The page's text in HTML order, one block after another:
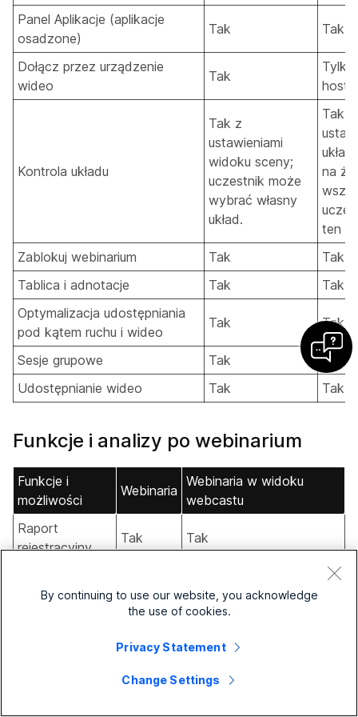
Panel Aplikacje (aplikacje
osadzone)
Tak Tak
Dołącz przez urządzenie
wideo
Tak
Tylko
host
Kontrola układu
Tak z
ustawieniami
widoku sceny;
uczestnik może
wybrać własny
układ.
Tak z
na
ten
Zablokuj webinarium
Tak
Tak
Tablica i adnotacje
Tak
Tak
Optymalizacja udostępniania
pod kątem ruchu i wideo
Tak Tak
Sesje grupowe Tak
Nie
Udostępnianie wideo
Tak Tak
Funkcje i analizy po webinarium
Funkcje i
możliwości
Webinaria
Webinaria w widoku
webcastu
Raport
rejestracyjny
Tak Tak
z obecności
Tak Tak
By continuing to use our website, you acknowledge
the use of cookies.
Privacy Statement
Change Settings